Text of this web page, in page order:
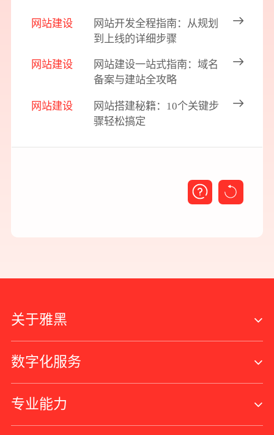
网站建设
网站开发全程指南：从规划
到上线的详细步骤
网站建设
网站建设一站式指南：域名
备案与建站全攻略
网站建设
网站搭建秘籍：10个关键步
骤轻松搞定
关于雅黑
数字化服务
专业能力